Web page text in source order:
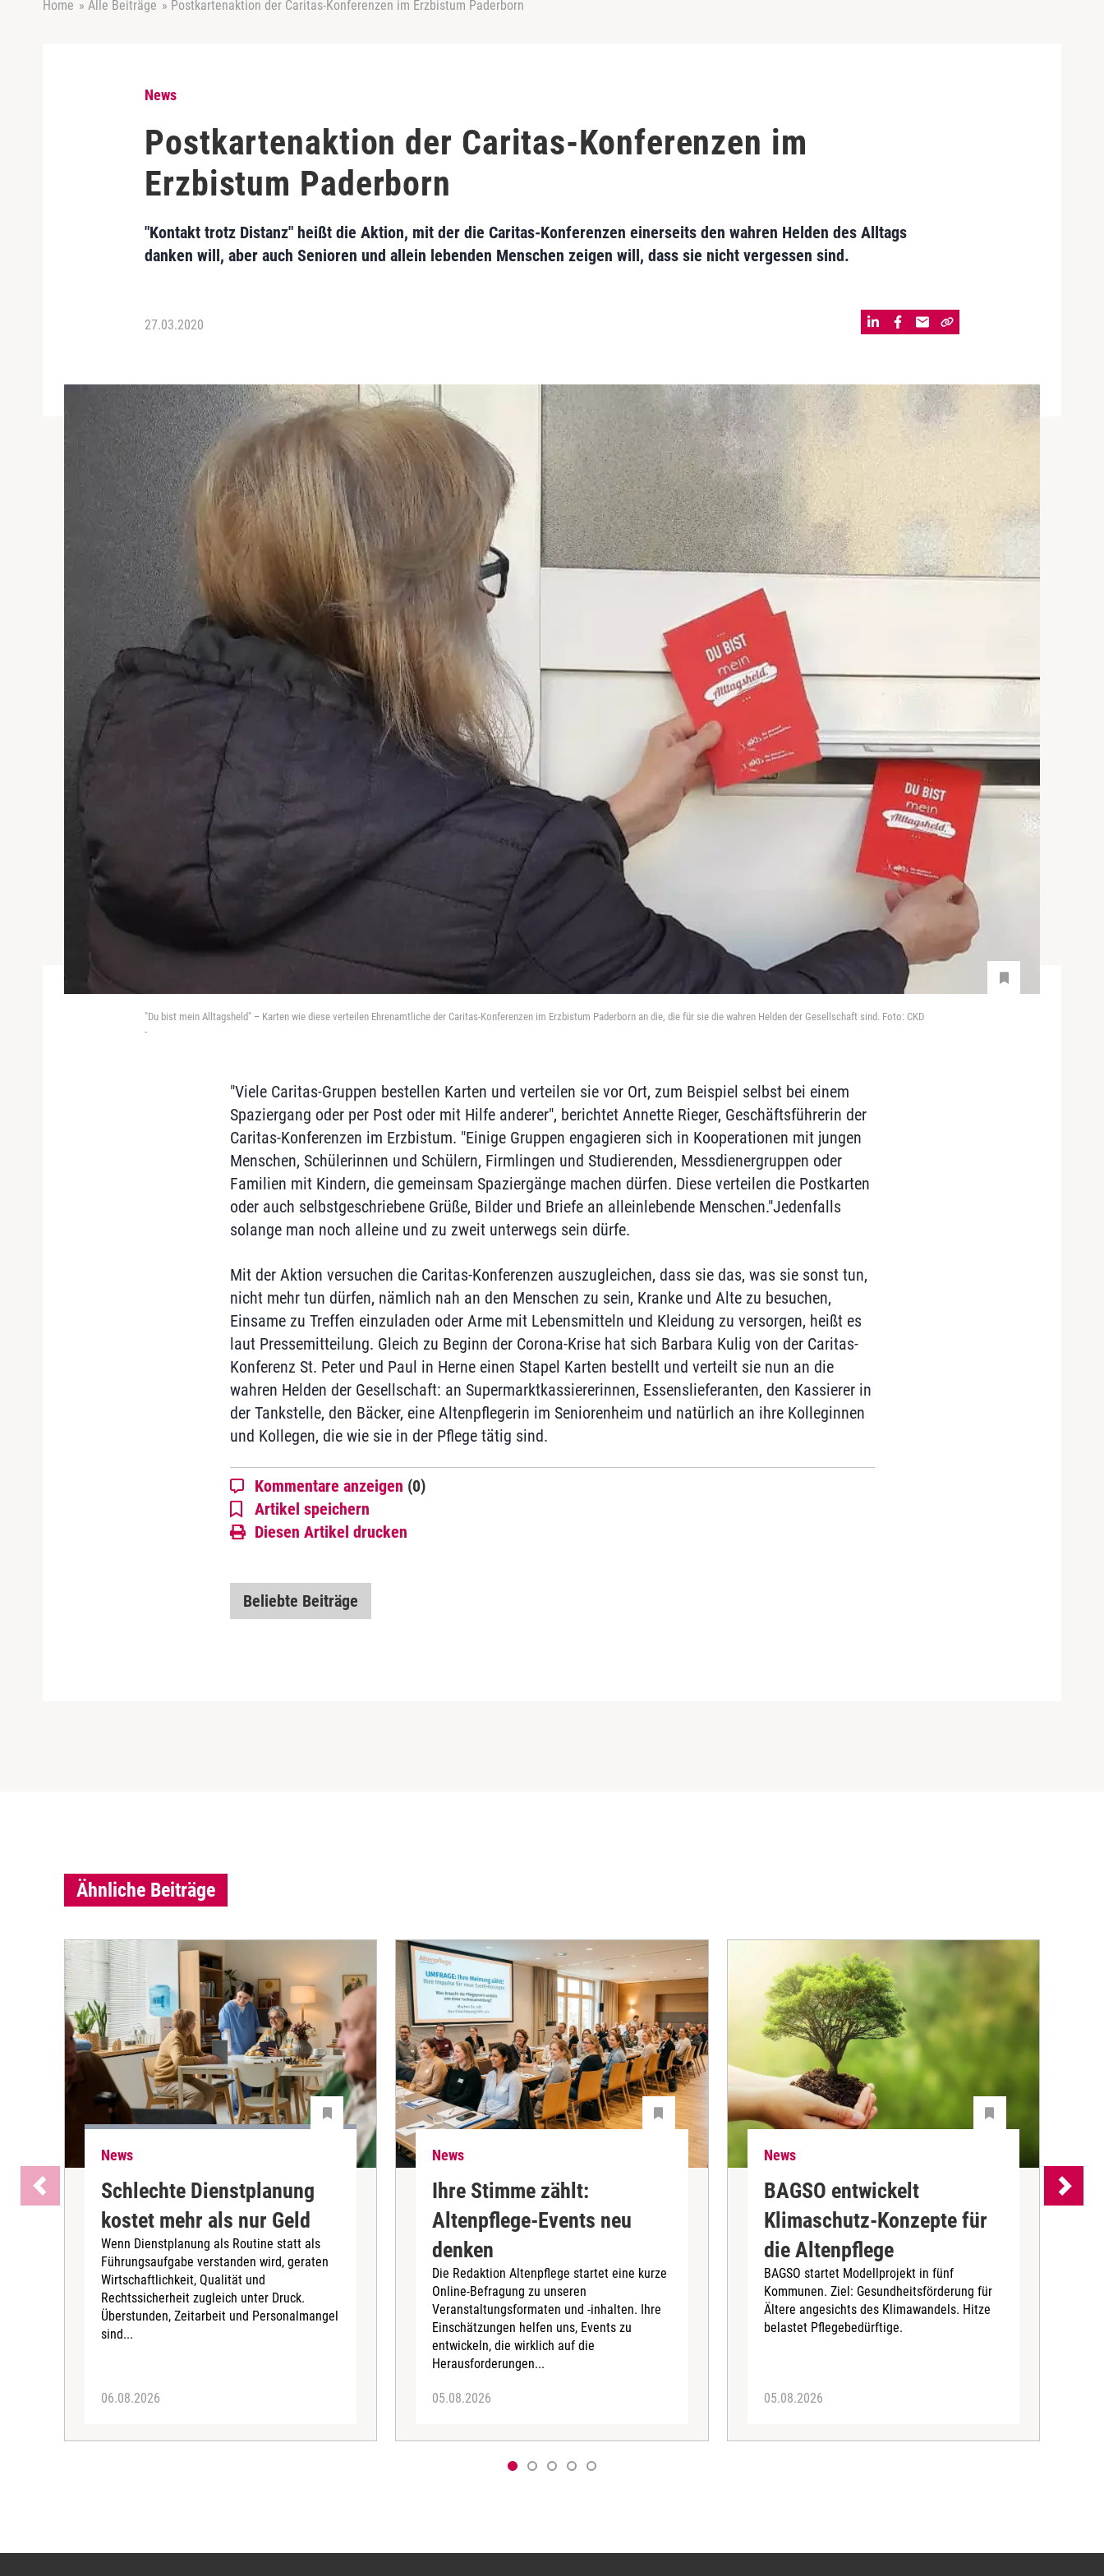
Home » Alle Beiträge » Postkartenaktion der Caritas-Konferenzen im Erzbistum Paderborn
News
Postkartenaktion der Caritas-Konferenzen im
Erzbistum Paderborn
"Kontakt trotz Distanz" heißt die Aktion, mit der die Caritas-Konferenzen einerseits den wahren Helden des Alltags
danken will, aber auch Senioren und allein lebenden Menschen zeigen will, dass sie nicht vergessen sind.
27.03.2020
"Du bist mein Alltagsheld" – Karten wie diese verteilen Ehrenamtliche der Caritas-Konferenzen im Erzbistum Paderborn an die, die für sie die wahren Helden der Gesellschaft sind. Foto: CKD
-
"Viele Caritas-Gruppen bestellen Karten und verteilen sie vor Ort, zum Beispiel selbst bei einem
Spaziergang oder per Post oder mit Hilfe anderer", berichtet Annette Rieger, Geschäftsführerin der
Caritas-Konferenzen im Erzbistum. "Einige Gruppen engagieren sich in Kooperationen mit jungen
Menschen, Schülerinnen und Schülern, Firmlingen und Studierenden, Messdienergruppen oder
Familien mit Kindern, die gemeinsam Spaziergänge machen dürfen. Diese verteilen die Postkarten
oder auch selbstgeschriebene Grüße, Bilder und Briefe an alleinlebende Menschen."Jedenfalls
solange man noch alleine und zu zweit unterwegs sein dürfe.
Mit der Aktion versuchen die Caritas-Konferenzen auszugleichen, dass sie das, was sie sonst tun,
nicht mehr tun dürfen, nämlich nah an den Menschen zu sein, Kranke und Alte zu besuchen,
Einsame zu Treffen einzuladen oder Arme mit Lebensmitteln und Kleidung zu versorgen, heißt es
laut Pressemitteilung. Gleich zu Beginn der Corona-Krise hat sich Barbara Kulig von der Caritas-
Konferenz St. Peter und Paul in Herne einen Stapel Karten bestellt und verteilt sie nun an die
wahren Helden der Gesellschaft: an Supermarktkassiererinnen, Essenslieferanten, den Kassierer in
der Tankstelle, den Bäcker, eine Altenpflegerin im Seniorenheim und natürlich an ihre Kolleginnen
und Kollegen, die wie sie in der Pflege tätig sind.
Kommentare anzeigen (0)
Artikel speichern
Diesen Artikel drucken
Beliebte Beiträge
Ähnliche Beiträge
News
Schlechte Dienstplanung
kostet mehr als nur Geld
Wenn Dienstplanung als Routine statt als
Führungsaufgabe verstanden wird, geraten
Wirtschaftlichkeit, Qualität und
Rechtssicherheit zugleich unter Druck.
Überstunden, Zeitarbeit und Personalmangel
sind...
06.08.2026
News
Ihre Stimme zählt:
Altenpflege-Events neu
denken
Die Redaktion Altenpflege startet eine kurze
Online-Befragung zu unseren
Veranstaltungsformaten und -inhalten. Ihre
Einschätzungen helfen uns, Events zu
entwickeln, die wirklich auf die
Herausforderungen...
05.08.2026
News
BAGSO entwickelt
Klimaschutz-Konzepte für
die Altenpflege
BAGSO startet Modellprojekt in fünf
Kommunen. Ziel: Gesundheitsförderung für
Ältere angesichts des Klimawandels. Hitze
belastet Pflegebedürftige.
05.08.2026